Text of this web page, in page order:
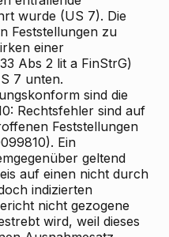
wurde (US 7). Die
Feststellungen zu
einer
Abs 2 lit a FinStrG)
7 unten.
sind die
Rechtsfehler sind auf
Feststellungen
Ein
geltend
auf einen nicht durch
indizierten
nicht gezogene
wird, weil dieses